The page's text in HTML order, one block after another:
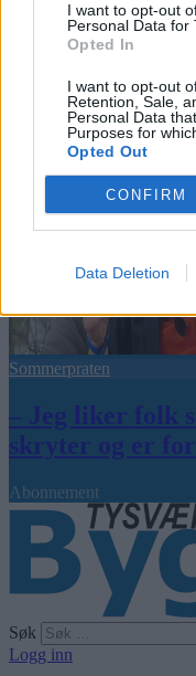
I want to opt-out
Personal Data for
Opted In
I want to opt-out
Retention, Sale,
Personal Data
Purposes for
Opted Out
CONFIRM
Data Deletion
Abonnement
Sommerpraten
– Jeg liker folk
skryter og er
Abonnement
Søk
Logg inn